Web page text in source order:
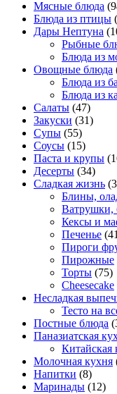
Мясные блюда
Блюда из птицы
Дары Нептуна
Рыбные
Блюда из
Овощные блюда
Блюда из
Блюда из
Салаты (47)
Закуски (31)
Супы (55)
Соусы (15)
Паста и крупы
Десерты (34)
Сладкая жизнь
Блины,
Ватрушки,
Кексы и
Печенье
Пироги
Пирожные
Торты (75)
Cheesecake
Несладкая
Тесто на
Постные блюда
Паназиатская
Китайская
Молочная кухня
Напитки (8)
Маринады (12)